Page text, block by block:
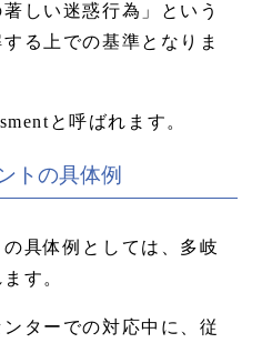
しい迷惑行為」という
る上での基準となりま
と呼ばれます。
トの具体例
具体例としては、多岐
す。
ターでの対応中に、従